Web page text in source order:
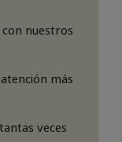
nuestros
más
veces